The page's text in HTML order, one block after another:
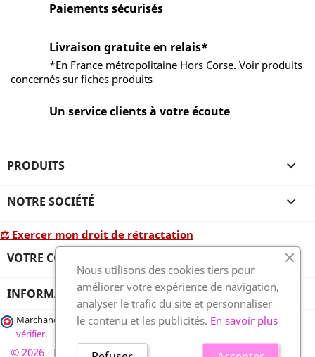
Paiements sécurisés
Livraison gratuite en relais*
*En France métropolitaine Hors Corse. Voir produits
concernés sur fiches produits
Un service clients à votre écoute
PRODUITS 
NOTRE SOCIÉTÉ 
⚖ Exercer mon droit de rétractation
VOTRE COMPTE 
INFORMATIONS
Marchand approuvé par la Société des Avis Garantis,cliquez ici pour
vérifier.
© 2026 - France-plaques-funéraires.fr, développé par Wess
Nous utilisons des cookies tiers pour
améliorer votre expérience de navigation,
analyser le trafic du site et personnaliser
le contenu et les publicités. En savoir plus